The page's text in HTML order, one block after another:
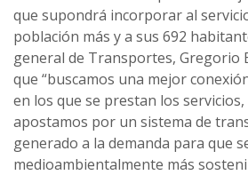
que supondrá incorporar al
población más y a sus 692
general de Transportes, Gregorio
que “buscamos una mejor
en los que se prestan los
apostamos por un sistema de
generado a la demanda para que
medioambientalmente más